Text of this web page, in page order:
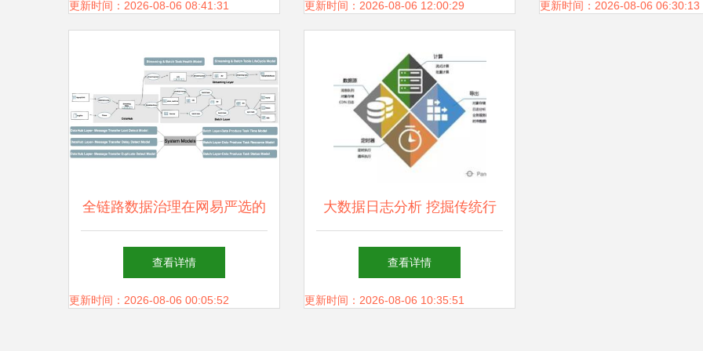
客”的大数据与AI创业之路
更新时间：2026-08-06 08:41:31 更新时间：2026-08-06 12:00:29 方案
更新时间：2026-08-06 06:30:13
全链路数据治理在网易严选的
实践 以存储支持服务为核心
查看详情
更新时间：2026-08-06 00:05:52
大数据日志分析 挖掘传统行
业日志大数据的无限价值
查看详情
更新时间：2026-08-06 10:35:51